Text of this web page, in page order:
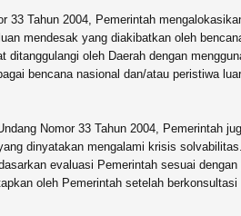
33 Tahun 2004, Pemerintah
mendesak yang diakibatkan oleh
oleh Daerah dengan
bencana nasional dan/atau peristiwa
Nomor 33 Tahun 2004, Pemerintah
dinyatakan mengalami krisis
evaluasi Pemerintah sesuai dengan
oleh Pemerintah setelah berkonsultasi